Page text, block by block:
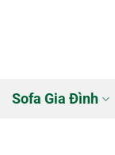
Sofa Gia Đình